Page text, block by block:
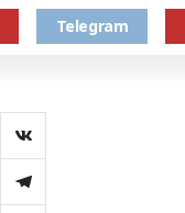
Telegram